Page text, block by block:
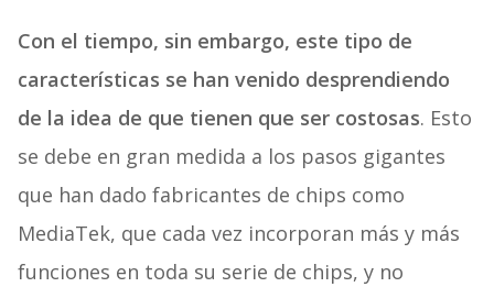
Con el tiempo, sin embargo, este tipo de
características se han venido desprendiendo
de la idea de que tienen que ser costosas. Esto
se debe en gran medida a los pasos gigantes
que han dado fabricantes de chips como
MediaTek, que cada vez incorporan más y más
funciones en toda su serie de chips, y no